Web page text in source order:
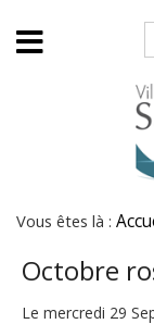
Vous êtes là :
Octobre
Le mercredi 29